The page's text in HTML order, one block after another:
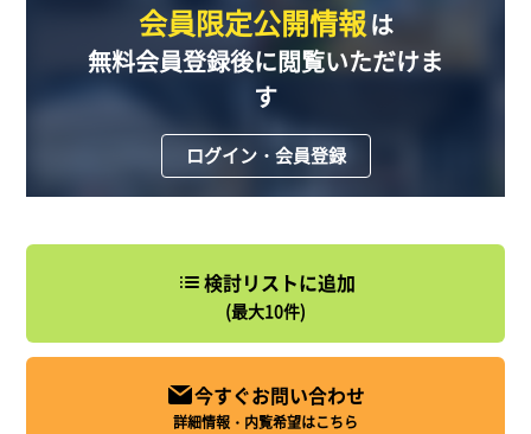
会員限定公開情報は
無料会員登録後に閲覧いただけま
す
ログイン・会員登録
検討リストに追加
(最大10件)
今すぐお問い合わせ
詳細情報・内覧希望はこちら